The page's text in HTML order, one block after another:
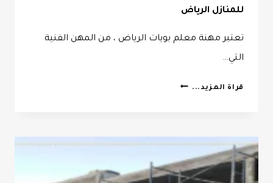
للمنازل الرياض
تعتبر مهنة معلم بويات الرياض ، من المهن الفنية
التي…
قراة المزيد... معلم
0532068305
بويه
خارجيه